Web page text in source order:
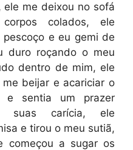
ele me deixou no sofá
colados, ele
e eu gemi de
duro roçando o meu
dentro de mim, ele
beijar e acariciar o
e sentia um prazer
suas carícia, ele
e tirou o meu sutiã,
começou a sugar os